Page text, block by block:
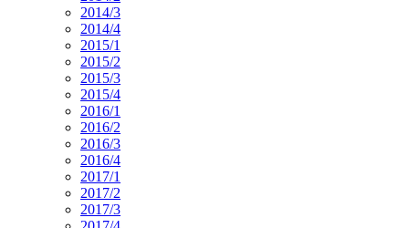
2014/3
2014/4
2015/1
2015/2
2015/3
2015/4
2016/1
2016/2
2016/3
2016/4
2017/1
2017/2
2017/3